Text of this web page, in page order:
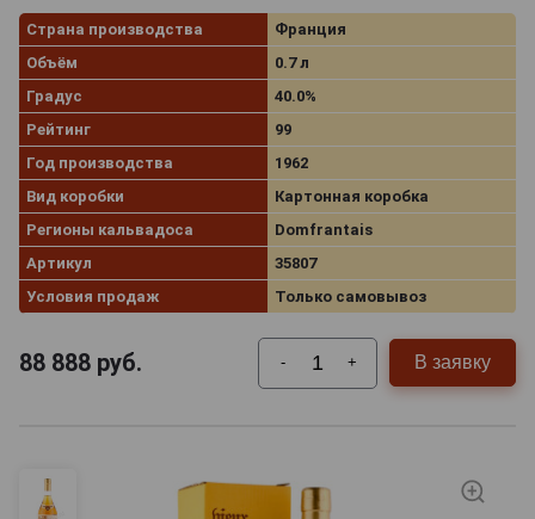
Страна производства
Франция
Объём
0.7 л
Градус
40.0%
Рейтинг
99
Год производства
1962
Вид коробки
Картонная коробка
Регионы кальвадоса
Domfrantais
Артикул
35807
Условия продаж
Только самовывоз
88 888 руб. - + В заявку